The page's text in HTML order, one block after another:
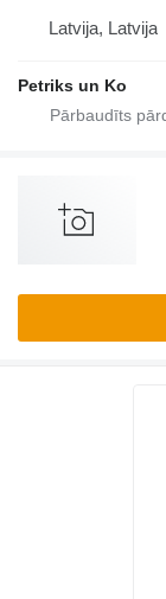
Latvija, Latvija
Petriks un Ko